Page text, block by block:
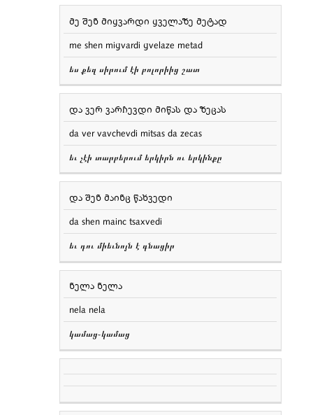
მე შენ მიყვარდი ყველაზე მეტად
me shen miყvardi ყvelaze metad
ես քեզ սիրում էի բոլորիից շատ
და ვერ ვარჩევდი მიწას და ზეცას
da ver vavchevdi mitsas da zecas
եւ չէի տարբերում երկիրն ու երկինքը
და შენ მაინც წახვედი
da shen mainc tsaxvedi
եւ դու միեւնոյն է գնացիր
ნელა ნელა
nela nela
կամաց֊կամաց